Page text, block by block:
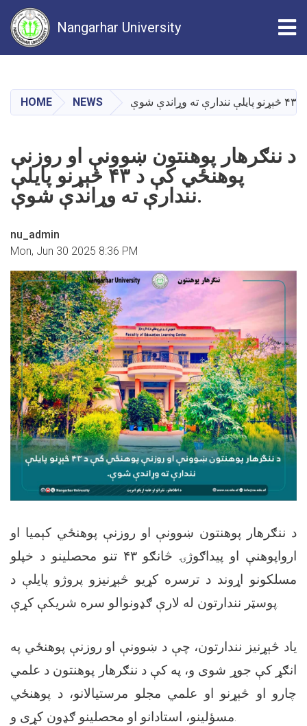
main
content
Nangarhar University
HOME NEWS
د ننګرهار پوهنتون ښوونې او روزنې
پوهنځي کې د ۴۳ څېړنو پایلې
نندارې ته وړاندې شوې.
nu_admin
Mon, Jun 30 2025 8:36 PM
د ننګرهار پوهنتون ښوونې او روزنې پوهنځي کېمیا او
ارواپوهنې او پیداګوژۍ څانګو ۴۳ تنو محصلینو د خپلو
مسلکونو اړوند د ترسره کړیو څېړنیزو پروژو پایلې د
پوسټر نندارتون له لارې ګډونوالو سره شریکې کړې.
یاد څېړنیز نندارتون، چې د ښوونې او روزنې پوهنځي په
انګړ کې جوړ شوی و، په کې د ننګرهار پوهنتون د علمي
چارو او څېړنو او علمي مجلو مرستیالانو، د پوهنځي
مسؤلینو، استادانو او محصلینو ګډون کړی و.